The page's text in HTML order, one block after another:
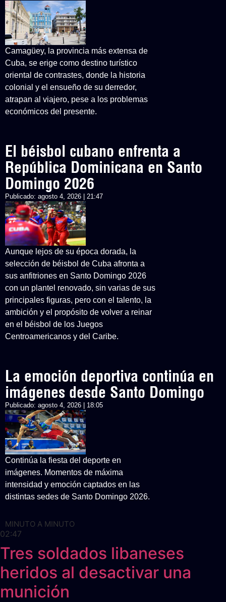
Camagüey, la provincia más extensa de
Cuba, se erige como destino turístico
oriental de contrastes, donde la historia
colonial y el ensueño de su derredor,
atrapan al viajero, pese a los problemas
económicos del presente.
El béisbol cubano enfrenta a
República Dominicana en Santo
Domingo 2026
Publicado: agosto 4, 2026 | 21:47
Aunque lejos de su época dorada, la
selección de béisbol de Cuba afronta a
sus anfitriones en Santo Domingo 2026
con un plantel renovado, sin varias de sus
principales figuras, pero con el talento, la
ambición y el propósito de volver a reinar
en el béisbol de los Juegos
Centroamericanos y del Caribe.
La emoción deportiva continúa en
imágenes desde Santo Domingo
Publicado: agosto 4, 2026 | 18:05
Continúa la fiesta del deporte en
imágenes. Momentos de máxima
intensidad y emoción captados en las
distintas sedes de Santo Domingo 2026.
MINUTO A MINUTO
02:47
Tres soldados libaneses
heridos al desactivar una
munición